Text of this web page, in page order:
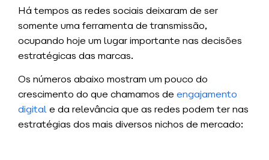
Há tempos as redes sociais deixaram de ser
somente uma ferramenta de transmissão,
ocupando hoje um lugar importante nas decisões
estratégicas das marcas.
Os números abaixo mostram um pouco do
crescimento do que chamamos de engajamento
digitale da relevância que as redes podem ter nas
estratégias dos mais diversos nichos de mercado: